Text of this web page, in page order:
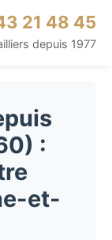
21 48 45
depuis 1977
:
et-